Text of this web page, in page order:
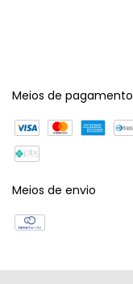
Meios de pagamento
Meios de envio